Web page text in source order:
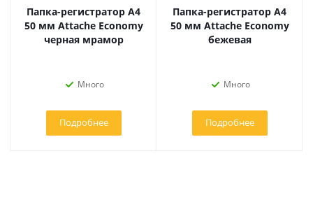
Папка-регистратор А4
50 мм Attache Economy
черная мрамор
Много
Подробнее
Папка-регистратор А4
50 мм Attache Economy
бежевая
Много
Подробнее